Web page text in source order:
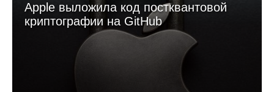
Apple выложила код постквантовой
криптографии на GitHub